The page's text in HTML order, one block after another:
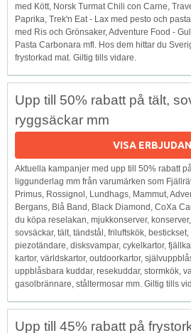
med Kött, Norsk Turmat Chili con Carne,
Paprika, Trek'n Eat - Lax med pesto och
med Ris och Grönsaker, Adventure Food -
Pasta Carbonara mfl. Hos dem hittar du
frystorkad mat. Giltig tills vidare.
Upp till 50% rabatt på tält,
ryggsäckar mm
VISA
Aktuella kampanjer med upp till 50% rabatt
liggunderlag mm från varumärken som
Primus, Rossignol, Lundhags, Mammut,
Bergans, Blå Band, Black Diamond, CoXa
du köpa reselakan, mjukkonserver,
sovsäckar, tält, tändstål, friluftskök,
piezotändare, disksvampar, cykelkartor,
kartor, världskartor, outdoorkartor,
uppblåsbara kuddar, resekuddar, stormkök,
gasolbrännare, ståltermosar mm. Giltig tills
Upp till 45% rabatt på